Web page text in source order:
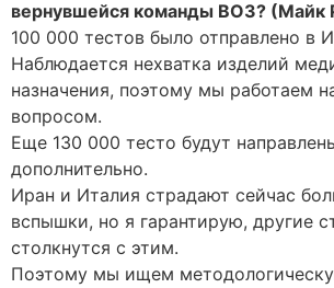
вернувшейся команды ВОЗ? (Майк
100 000 тестов было отправлено в
Наблюдается нехватка изделий
назначения, поэтому мы работаем
вопросом.
Еще 130 000 тесто будут
дополнительно.
Иран и Италия страдают сейчас
вспышки, но я гарантирую, другие
столкнутся с этим.
Поэтому мы ищем